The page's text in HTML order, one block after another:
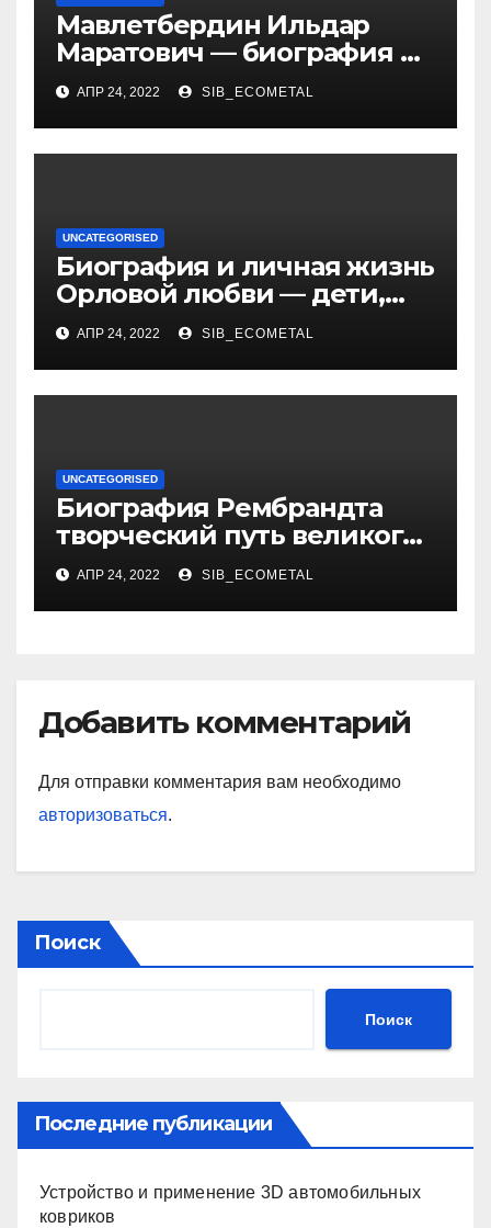
Мавлетбердин Ильдар
Маратович — биография и
достижения талантливого
российского политика и
бизнесмена
АПР 24, 2022 SIB_ECOMETAL
UNCATEGORISED
Биография и личная жизнь
Орловой любви — дети,
достижения, семейные
радости
АПР 24, 2022 SIB_ECOMETAL
UNCATEGORISED
Биография Рембрандта
творческий путь великого
художника
АПР 24, 2022 SIB_ECOMETAL
Добавить комментарий
Для отправки комментария вам необходимо
авторизоваться.
Поиск
Поиск
Последние публикации
Устройство и применение 3D автомобильных
ковриков